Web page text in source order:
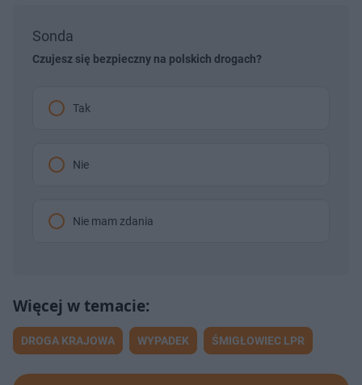
Sonda
Czujesz się bezpieczny na polskich drogach?
Tak
Nie
Nie mam zdania
DROGA KRAJOWA WYPADEK ŚMIGŁOWIEC LPR